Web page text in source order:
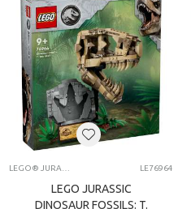
LE76964
LEGO JURASSIC
DINOSAUR FOSSILS: T.